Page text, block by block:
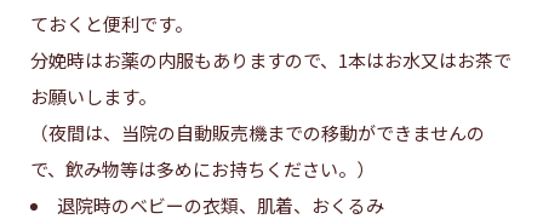
ておくと便利です。
分娩時はお薬の内服もありますので、1本はお水又はお茶で
お願いします。
（夜間は、当院の自動販売機までの移動ができませんの
で、飲み物等は多めにお持ちください。）
退院時のベビーの衣類、肌着、おくるみ